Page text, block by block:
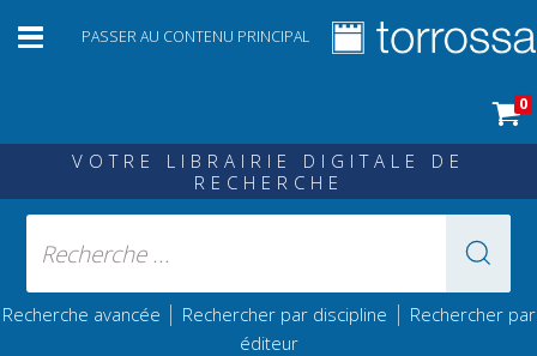
PASSER AU CONTENU PRINCIPAL
0
VOTRE LIBRAIRIE DIGITALE DE
RECHERCHE
Recherche avancée | Rechercher par discipline | Rechercher par
éditeur